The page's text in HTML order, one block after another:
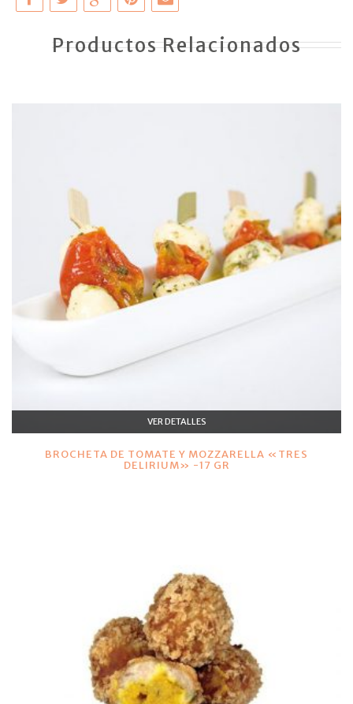
Productos Relacionados
VER DETALLES
BROCHETA DE TOMATE Y MOZZARELLA «TRES
DELIRIUM» -17 GR